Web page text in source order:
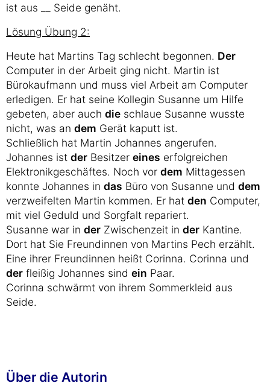
ist aus __ Seide genäht.
Lösung Übung 2:
Heute hat Martins Tag schlecht begonnen. Der
Computer in der Arbeit ging nicht. Martin ist
Bürokaufmann und muss viel Arbeit am Computer
erledigen. Er hat seine Kollegin Susanne um Hilfe
gebeten, aber auch die schlaue Susanne wusste
nicht, was an dem Gerät kaputt ist.
Schließlich hat Martin Johannes angerufen.
Johannes ist der Besitzer eines erfolgreichen
Elektronikgeschäftes. Noch vor dem Mittagessen
konnte Johannes in das Büro von Susanne und dem
verzweifelten Martin kommen. Er hat den Computer,
mit viel Geduld und Sorgfalt repariert.
Susanne war in der Zwischenzeit in der Kantine.
Dort hat Sie Freundinnen von Martins Pech erzählt.
Eine ihrer Freundinnen heißt Corinna. Corinna und
der fleißig Johannes sind ein Paar.
Corinna schwärmt von ihrem Sommerkleid aus
Seide.
Über die Autorin